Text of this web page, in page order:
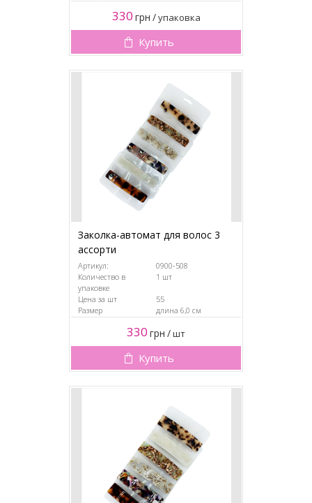
330 грн /упаковка
Купить
Заколка-автомат для волос 3
ассорти
Артикул:
0900-508
Количество в
упаковке
1 шт
Цена за шт
55
Размер
длина 6,0 см
330 грн /шт
Купить